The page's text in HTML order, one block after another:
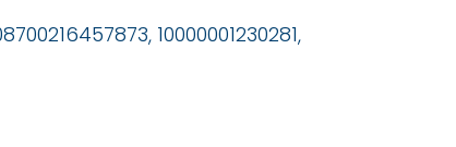
10000001230281,